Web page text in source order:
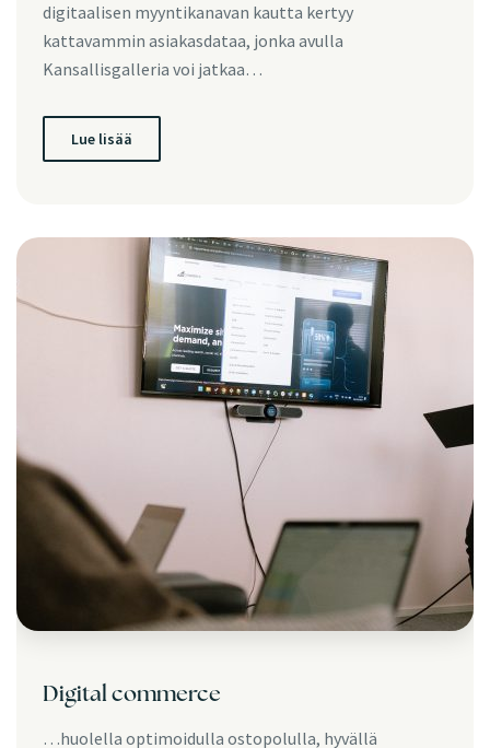
digitaalisen myyntikanavan kautta kertyy
kattavammin asiakasdataa, jonka avulla
Kansallisgalleria voi jatkaa…
Lue lisää
Digital commerce
…huolella optimoidulla ostopolulla, hyvällä